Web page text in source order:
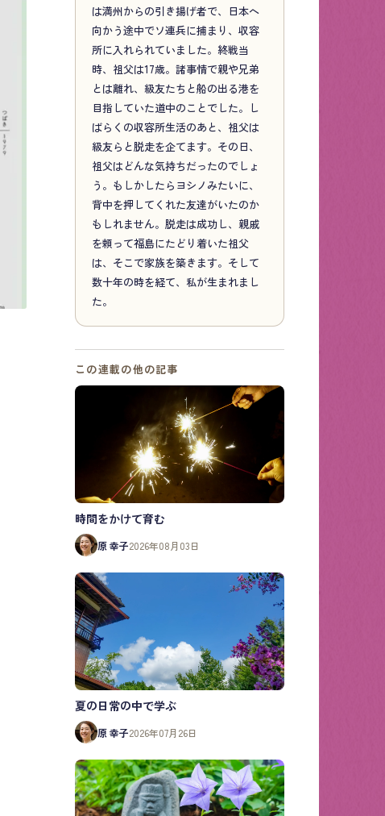
は満州からの引き揚げ者で、日本へ
向かう途中でソ連兵に捕まり、収容
所に入れられていました。終戦当
時、祖父は17歳。諸事情で親や兄弟
とは離れ、級友たちと船の出る港を
目指していた道中のことでした。し
ばらくの収容所生活のあと、祖父は
級友らと脱走を企てます。その日、
祖父はどんな気持ちだったのでしょ
う。もしかしたらヨシノみたいに、
背中を押してくれた友達がいたのか
もしれません。脱走は成功し、親戚
を頼って福島にたどり着いた祖父
は、そこで家族を築きます。そして
数十年の時を経て、私が生まれまし
た。
この連載の他の記事
時間をかけて育む
原 幸子2026年08月03日
夏の日常の中で学ぶ
原 幸子2026年07月26日